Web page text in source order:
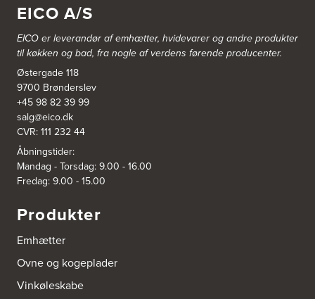
Aubo Køkken & Bad Ringsted
Nørregade 27 A
4100 Ringsted
Tel.:55700954
http://www.aubo.dk
Aubo Køkken & Bad Salling
Hedegaardvej 1, Durup
7870 Roslev
http://www.aubo.dk
Aubo Køkken & Bad Slagelse
4200 Slagelse
http://www.aubo.dk
Aubo Køkken & Bad Sølsted
Ribe Landevej 84
EICO A/S
EICO er leverandør af emhætter, hvidevarer ogandre produkter
til køkken og bad, fra nogle af verdens førende producenter.
Østergade 118
9700 Brønderslev
+45 98 82 39 99
salg@eico.dk
CVR: 111 232 44
Åbningstider:
Mandag - Torsdag: 9.00 - 16.00
Fredag: 9.00 - 15.00
Produkter
Emhætter
Ovne og kogeplader
Vinkøleskabe